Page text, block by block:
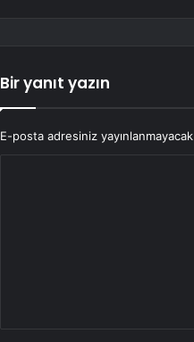
Bir yanıt yazın
E-posta adresiniz